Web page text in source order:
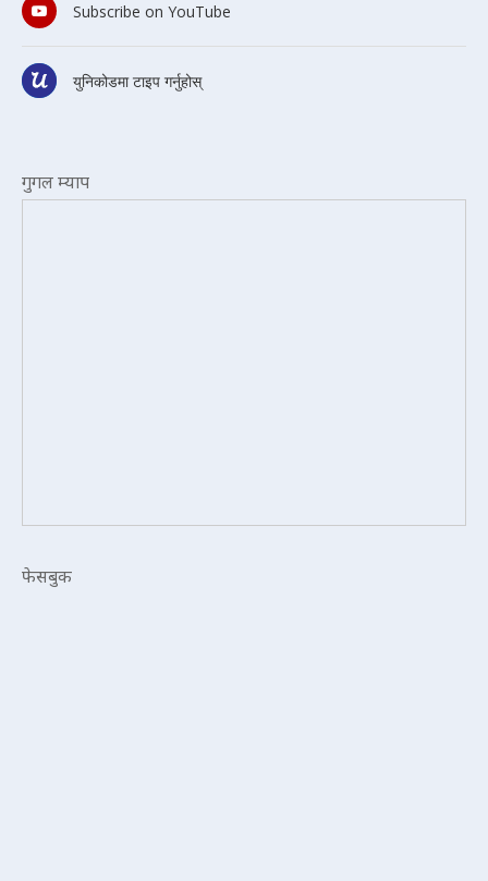
Subscribe on YouTube
युनिकोडमा टाइप गर्नुहोस्
गुगल म्याप
फेसबुक